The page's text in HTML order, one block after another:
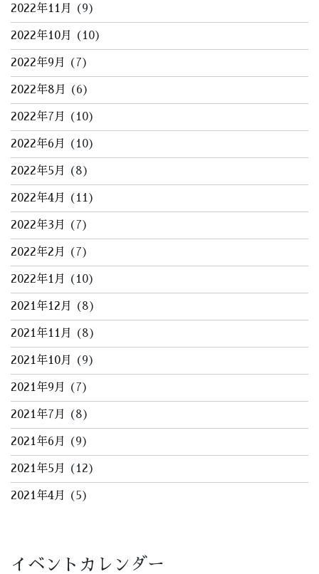
2022年11月 (9)
2022年10月 (10)
2022年9月 (7)
2022年8月 (6)
2022年7月 (10)
2022年6月 (10)
2022年5月 (8)
2022年4月 (11)
2022年3月 (7)
2022年2月 (7)
2022年1月 (10)
2021年12月 (8)
2021年11月 (8)
2021年10月 (9)
2021年9月 (7)
2021年7月 (8)
2021年6月 (9)
2021年5月 (12)
2021年4月 (5)
イベントカレンダー